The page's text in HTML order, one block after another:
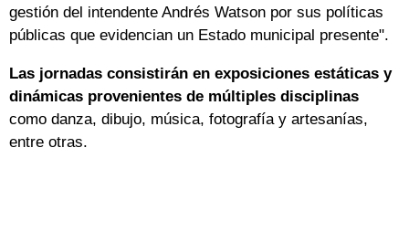
gestión del intendente Andrés Watson por sus políticas
públicas que evidencian un Estado municipal presente".
Las jornadas consistirán en exposiciones estáticas y
dinámicas provenientes de múltiples disciplinas
como danza, dibujo, música, fotografía y artesanías,
entre otras.